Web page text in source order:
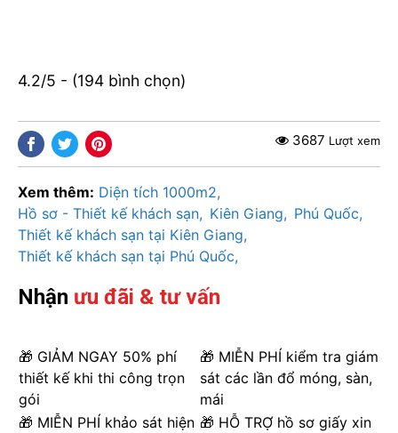
4.2/5 - (194 bình chọn)
3687 Lượt xem
Xem thêm: Diện tích 1000m2
Hồ sơ - Thiết kế khách sạn
Kiên Giang
Phú Quốc
Thiết kế khách sạn tại Kiên Giang
Thiết kế khách sạn tại Phú Quốc
Nhận ưu đãi & tư vấn
🎁 GIẢM NGAY 50% phí
thiết kế khi thi công trọn
gói
🎁 MIỄN PHÍ kiểm tra giám
sát các lần đổ móng, sàn,
mái
🎁 MIỄN PHÍ khảo sát hiện 🎁 HỖ TRỢ hồ sơ giấy xin